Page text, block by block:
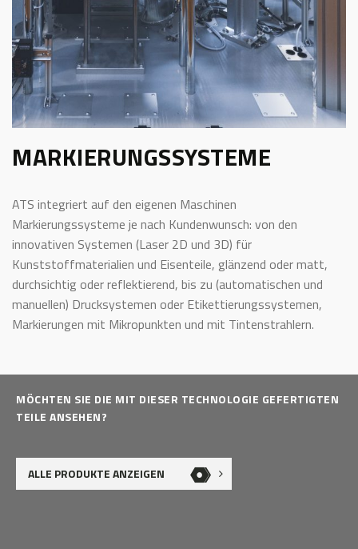
MARKIERUNGSSYSTEME
ATS integriert auf den eigenen Maschinen
Markierungssysteme je nach Kundenwunsch: von den
innovativen Systemen (Laser 2D und 3D) für
Kunststoffmaterialien und Eisenteile, glänzend oder matt,
durchsichtig oder reflektierend, bis zu (automatischen und
manuellen) Drucksystemen oder Etikettierungssystemen,
Markierungen mit Mikropunkten und mit Tintenstrahlern.
MÖCHTEN SIE DIE MIT DIESER TECHNOLOGIE GEFERTIGTEN
TEILE ANSEHEN?
ALLE PRODUKTE ANZEIGEN